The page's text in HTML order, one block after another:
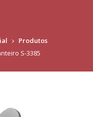
Produtos
S-3385